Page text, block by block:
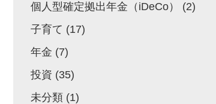
個人型確定拠出年金（iDeCo）
(2)
子育て (17)
年金 (7)
投資 (35)
未分類 (1)